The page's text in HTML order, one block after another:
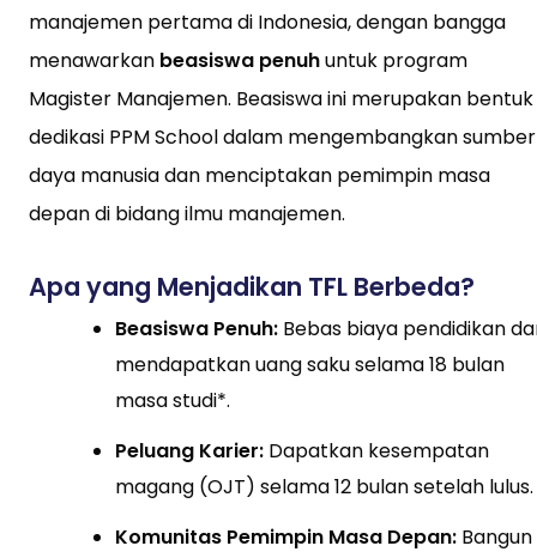
manajemen pertama di Indonesia, dengan bangga
menawarkan beasiswa penuhuntuk program
Magister Manajemen. Beasiswa ini merupakan bentuk
dedikasi PPM School dalam mengembangkan sumber
daya manusia dan menciptakan pemimpin masa
depan di bidang ilmu manajemen.
Apa yang Menjadikan TFL Berbeda?
Beasiswa Penuh: Bebas biaya pendidikan
mendapatkan uang saku selama 18 bulan
masa studi*.
Peluang Karier: Dapatkan kesempatan
magang (OJT) selama 12 bulan setelah lulus.
Komunitas Pemimpin Masa Depan: Bangun